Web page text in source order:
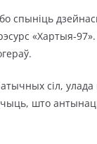
спыніць
«Хартыя-
сіл,
што